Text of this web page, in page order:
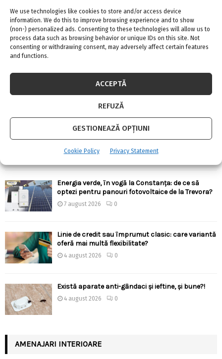
We use technologies like cookies to store and/or access device
information. We do this to improve browsing experience and to show
(non-) personalized ads. Consenting to these technologies will allow us to
process data such as browsing behavior or unique IDs on this site. Not
consenting or withdrawing consent, may adversely affect certain features
and functions.
ACCEPTĂ
REFUZĂ
GESTIONEAZĂ OPȚIUNI
Cookie Policy Privacy Statement
ARTICOLE RECENTE
Confort termic pe timpul verii cu soluțiile de
climatizare de la Casa Instalatorului
Top 5 meserii în domeniul construcțiilor
Energia verde, în vogă la Constanța: de ce să
optezi pentru panouri fotovoltaice de la Trevora?
7 august 2026 0
Linie de credit sau împrumut clasic: care variantă
oferă mai multă flexibilitate?
4 august 2026 0
Există aparate anti-gândaci și ieftine, și bune?!
4 august 2026 0
AMENAJARI INTERIOARE